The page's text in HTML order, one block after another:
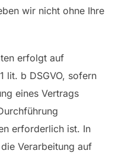
wir nicht ohne Ihre
erfolgt auf
lit. b DSGVO, sofern
eines Vertrags
erforderlich ist. In
Verarbeitung auf